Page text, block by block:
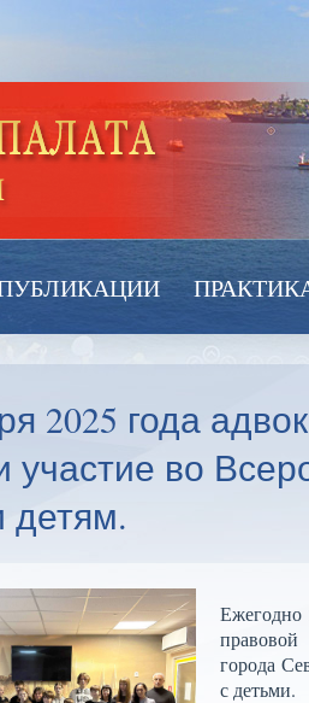
2025 года
участие во
Ежегодно
города
с детьми.